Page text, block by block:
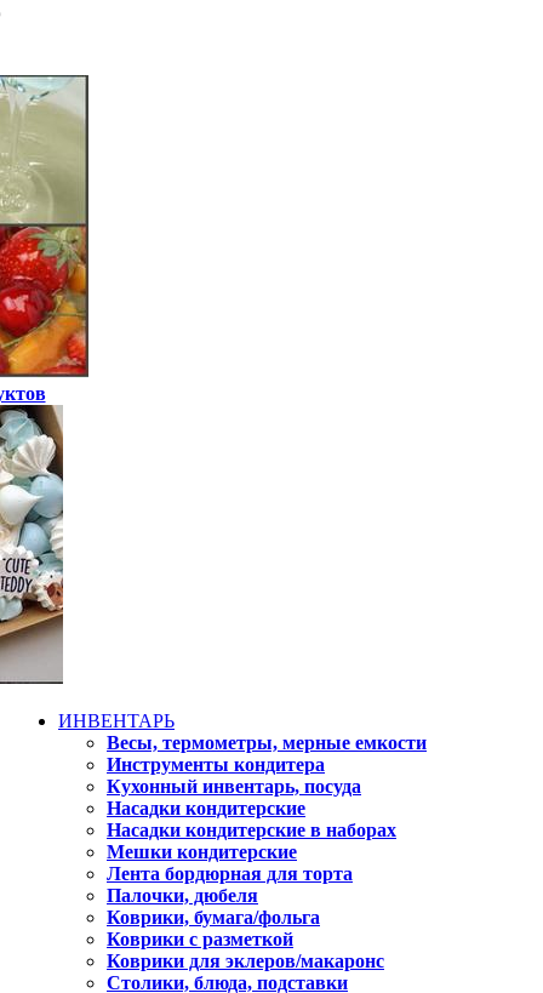
ИНВЕНТАРЬ
Весы, термометры, мерные емкости
Инструменты кондитера
Кухонный инвентарь, посуда
Насадки кондитерские
Насадки кондитерские в наборах
Мешки кондитерские
Лента бордюрная для торта
Палочки, дюбеля
Коврики, бумага/фольга
Коврики с разметкой
Коврики для эклеров/макаронс
Столики, блюда, подставки